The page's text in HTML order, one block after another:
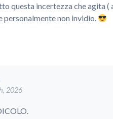
questa incertezza che agita (
personalmente non invidio.
2026